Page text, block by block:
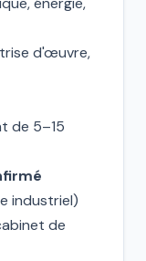
d'œuvre,
de 5–15
industriel)
de